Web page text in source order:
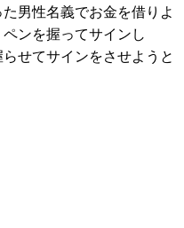
男性名義でお金を借りよ
ンを握ってサインし
せてサインをさせようと